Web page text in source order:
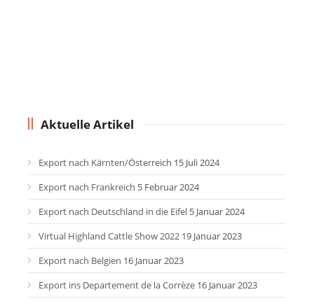
Aktuelle Artikel
Export nach Kärnten/Österreich 15 Juli 2024
Export nach Frankreich 5 Februar 2024
Export nach Deutschland in die Eifel 5 Januar 2024
Virtual Highland Cattle Show 2022 19 Januar 2023
Export nach Belgien 16 Januar 2023
Export ins Departement de la Corrèze 16 Januar 2023